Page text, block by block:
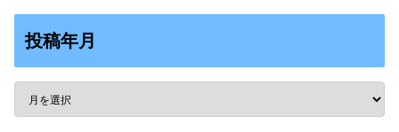
投稿年月